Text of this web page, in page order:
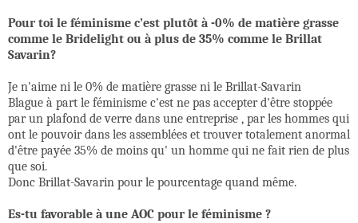
Pour toi le féminisme c’est plutôt à -0% de matière grasse
comme le Bridelight ou à plus de 35% comme le Brillat
Savarin?
Je n'aime ni le 0% de matière grasse ni le Brillat-Savarin
Blague à part le féminisme c'est ne pas accepter d'être stoppée
par un plafond de verre dans une entreprise , par les hommes qui
ont le pouvoir dans les assemblées et trouver totalement anormal
d'être payée 35% de moins qu' un homme qui ne fait rien de plus
que soi.
Donc Brillat-Savarin pour le pourcentage quand même.
Es-tu favorable à une AOC pour le féminisme ?